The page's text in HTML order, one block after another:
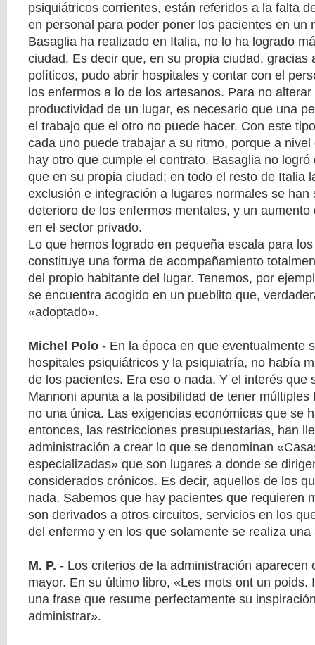
psiquiátricos corrientes, están referidos a la falta
en personal para poder poner los pacientes en un
Basaglia ha realizado en Italia, no lo ha logrado
ciudad. Es decir que, en su propia ciudad, gracias
políticos, pudo abrir hospitales y contar con el
los enfermos a lo de los artesanos. Para no
productividad de un lugar, es necesario que una
el trabajo que el otro no puede hacer. Con este
cada uno puede trabajar a su ritmo, porque a
hay otro que cumple el contrato. Basaglia no
que en su propia ciudad; en todo el resto de Italia
exclusión e integración a lugares normales se han
deterioro de los enfermos mentales, y un
en el sector privado.
Lo que hemos logrado en pequeña escala para
constituye una forma de acompañamiento
del propio habitante del lugar. Tenemos, por
se encuentra acogido en un pueblito que,
«adoptado».
Michel Polo - En la época en que eventualmente
hospitales psiquiátricos y la psiquiatría, no había
de los pacientes. Era eso o nada. Y el interés que
Mannoni apunta a la posibilidad de tener múltiples
no una única. Las exigencias económicas que se
entonces, las restricciones presupuestarias, han
administración a crear lo que se denominan
especializadas» que son lugares a donde se
considerados crónicos. Es decir, aquellos de los
nada. Sabemos que hay pacientes que requieren
son derivados a otros circuitos, servicios en los
del enfermo y en los que solamente se realiza
M. P. - Los criterios de la administración aparecen
mayor. En su último libro, «Les mots ont un poids.
una frase que resume perfectamente su
administrar».